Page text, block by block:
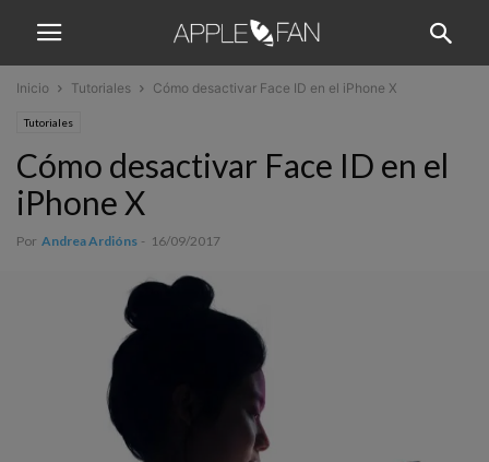
Inicio Tutoriales Cómo desactivar Face ID en el iPhone X
Tutoriales
Cómo desactivar Face ID en el
iPhone X
Por Andrea Ardións - 16/09/2017